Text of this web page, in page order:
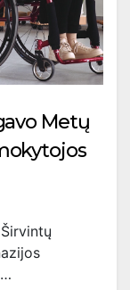
Metų